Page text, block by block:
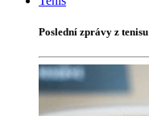
Poslední zprávy z tenisu